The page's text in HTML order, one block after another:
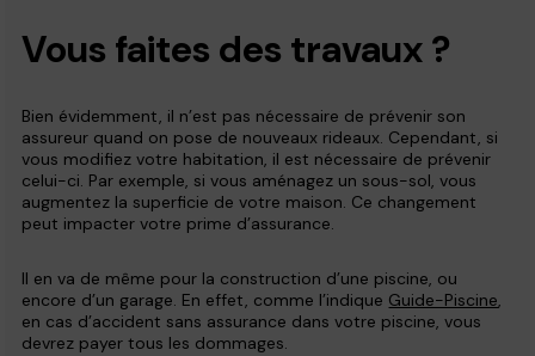
Vous faites des travaux ?
Bien évidemment, il n’est pas nécessaire de prévenir son
assureur quand on pose de nouveaux rideaux. Cependant, si
vous modifiez votre habitation, il est nécessaire de prévenir
celui-ci. Par exemple, si vous aménagez un sous-sol, vous
augmentez la superficie de votre maison. Ce changement
peut impacter votre prime d’assurance.
Il en va de même pour la construction d’une piscine, ou
encore d’un garage. En effet, comme l’indique Guide-Piscine,
en cas d’accident sans assurance dans votre piscine, vous
devrez payer tous les dommages.